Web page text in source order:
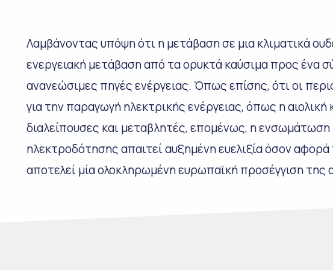
Λαμβάνοντας υπόψη ότι η μετάβαση σε μια κλιματικά
ενεργειακή μετάβαση από τα ορυκτά καύσιμα προς ένα
ανανεώσιμες πηγές ενέργειας. Όπως επίσης, ότι οι
για την παραγωγή ηλεκτρικής ενέργειας, όπως η αιολική
διαλείπουσες και μεταβλητές, επομένως, η
ηλεκτροδότησης απαιτεί αυξημένη ευελιξία όσον
αποτελεί μία ολοκληρωμένη ευρωπαϊκή προσέγγιση της